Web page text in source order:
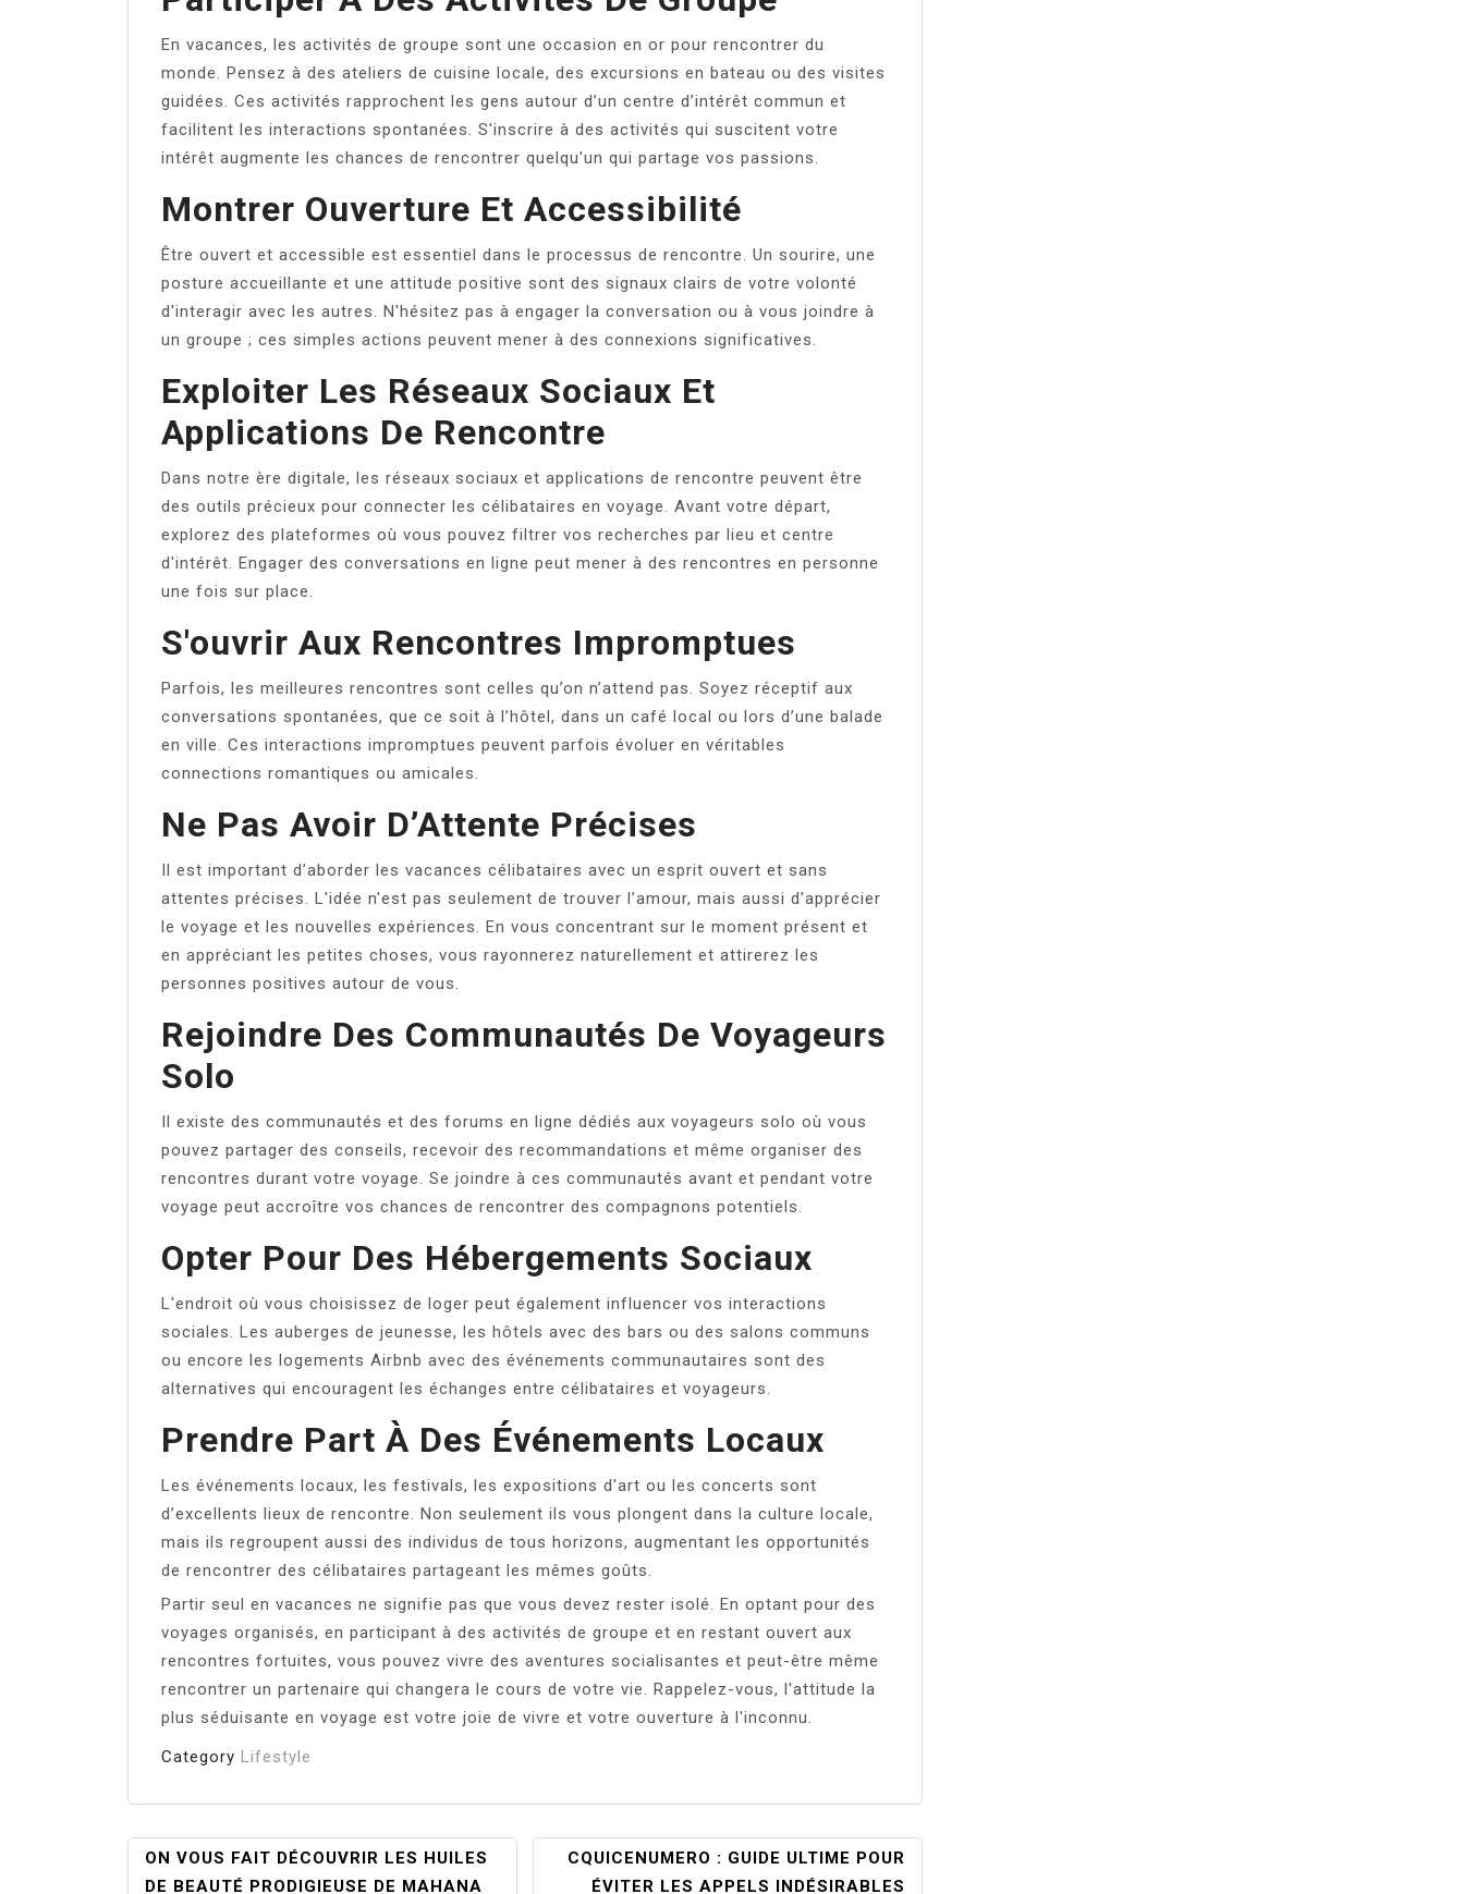
En vacances, les activités de groupe sont une occasion en or pour rencontrer du
monde. Pensez à des ateliers de cuisine locale, des excursions en bateau ou des visites
guidées. Ces activités rapprochent les gens autour d’un centre d’intérêt commun et
facilitent les interactions spontanées. S'inscrire à des activités qui suscitent votre
intérêt augmente les chances de rencontrer quelqu'un qui partage vos passions.
Montrer Ouverture Et Accessibilité
Être ouvert et accessible est essentiel dans le processus de rencontre. Un sourire, une
posture accueillante et une attitude positive sont des signaux clairs de votre volonté
d'interagir avec les autres. N'hésitez pas à engager la conversation ou à vous joindre à
un groupe ; ces simples actions peuvent mener à des connexions significatives.
Exploiter Les Réseaux Sociaux Et
Applications De Rencontre
Dans notre ère digitale, les réseaux sociaux et applications de rencontre peuvent être
des outils précieux pour connecter les célibataires en voyage. Avant votre départ,
explorez des plateformes où vous pouvez filtrer vos recherches par lieu et centre
d'intérêt. Engager des conversations en ligne peut mener à des rencontres en personne
une fois sur place.
S'ouvrir Aux Rencontres Impromptues
Parfois, les meilleures rencontres sont celles qu’on n’attend pas. Soyez réceptif aux
conversations spontanées, que ce soit à l’hôtel, dans un café local ou lors d’une balade
en ville. Ces interactions impromptues peuvent parfois évoluer en véritables
connections romantiques ou amicales.
Ne Pas Avoir D’Attente Précises
Il est important d’aborder les vacances célibataires avec un esprit ouvert et sans
attentes précises. L'idée n'est pas seulement de trouver l’amour, mais aussi d'apprécier
le voyage et les nouvelles expériences. En vous concentrant sur le moment présent et
en appréciant les petites choses, vous rayonnerez naturellement et attirerez les
personnes positives autour de vous.
Rejoindre Des Communautés De Voyageurs
Solo
Il existe des communautés et des forums en ligne dédiés aux voyageurs solo où vous
pouvez partager des conseils, recevoir des recommandations et même organiser des
rencontres durant votre voyage. Se joindre à ces communautés avant et pendant votre
voyage peut accroître vos chances de rencontrer des compagnons potentiels.
Opter Pour Des Hébergements Sociaux
L'endroit où vous choisissez de loger peut également influencer vos interactions
sociales. Les auberges de jeunesse, les hôtels avec des bars ou des salons communs
ou encore les logements Airbnb avec des événements communautaires sont des
alternatives qui encouragent les échanges entre célibataires et voyageurs.
Prendre Part À Des Événements Locaux
Les événements locaux, les festivals, les expositions d'art ou les concerts sont
d’excellents lieux de rencontre. Non seulement ils vous plongent dans la culture locale,
mais ils regroupent aussi des individus de tous horizons, augmentant les opportunités
de rencontrer des célibataires partageant les mêmes goûts.
Partir seul en vacances ne signifie pas que vous devez rester isolé. En optant pour des
voyages organisés, en participant à des activités de groupe et en restant ouvert aux
rencontres fortuites, vous pouvez vivre des aventures socialisantes et peut-être même
rencontrer un partenaire qui changera le cours de votre vie. Rappelez-vous, l'attitude la
plus séduisante en voyage est votre joie de vivre et votre ouverture à l'inconnu.
Category Lifestyle
Navigation
ON VOUS FAIT DÉCOUVRIR LES HUILES
DE BEAUTÉ PRODIGIEUSE DE MAHANA
CQUICENUMERO : GUIDE ULTIME POUR
ÉVITER LES APPELS INDÉSIRABLES